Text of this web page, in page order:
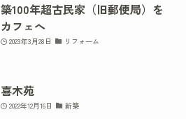
築100年超古民家（旧郵便局）を
カフェへ
2023年3月28日 リフォーム
喜木苑
2022年12月16日 新築